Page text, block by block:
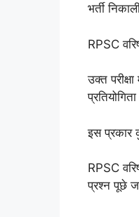
भर्ती
RPSC
उक्त
इस प्रकार
RPSC
प्रश्न पूछे